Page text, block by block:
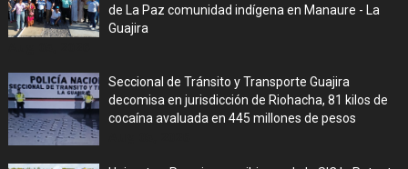
de La Paz comunidad indígena en Manaure - La
Guajira
Seccional de Tránsito y Transporte Guajira
decomisa en jurisdicción de Riohacha, 81 kilos de
cocaína avaluada en 445 millones de pesos